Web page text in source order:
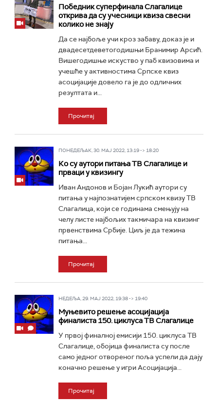
Победник суперфинала Слагалице
открива да су учесници квиза свесни
колико не знају
Да се најбоље учи кроз забаву, доказ је и
двадесетдеветогодишњи Бранимир Арсић.
Вишегодишње искуство у паб квизовима и
учешће у активностима Српске квиз
асоцијације довело га је до одличних
резултата и...
Прочитај
ПОНЕДЕЉАК, 30. МАЈ 2022, 13:19 -> 18:20
Ко су аутори питања ТВ Слагалице и
прваци у квизингу
Иван Андонов и Бојан Лукић аутори су
питања у најпознатијем српском квизу ТВ
Слагалица, који се годинама смењују на
челу листе најбољих такмичара на квизинг
првенствима Србије. Циљ је да тежина
питања...
Прочитај
НЕДЕЉА, 29. МАЈ 2022, 19:38 -> 19:40
Муњевито решење асоцијација
финалиста 150. циклуса ТВ Слагалице
У првој финалној емисији 150. циклуса ТВ
Слагалице, обојица финалиста су после
само једног отвореног поља успели да дају
коначно решење у игри Асоцијација...
Прочитај